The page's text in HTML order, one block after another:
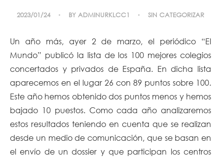
2023/01/24 BY ADMINURKLCC1 SIN CATEGORIZAR
Un año más, ayer 2 de marzo, el periódico “El
Mundo” publicó la lista de los 100 mejores colegios
concertados y privados de España. En dicha lista
aparecemos en el lugar 26 con 89 puntos sobre 100.
Este año hemos obtenido dos puntos menos y hemos
bajado 10 puestos. Como cada año analizaremos
estos resultados teniendo en cuenta que se realizan
desde un medio de comunicación, que se basan en
el envío de un dossier y que participan los centros